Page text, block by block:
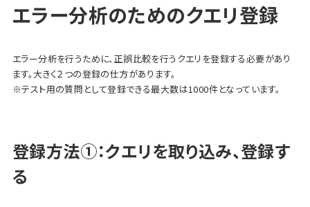
エラー分析のためのクエリ登録
エラー分析を行うために、正誤比較を行うクエリを登録する必要があり
ます。大きく２つの登録の仕方があります。
※テスト用の質問として登録できる最大数は1000件となっています。
登録方法①：クエリを取り込み、登録す
る